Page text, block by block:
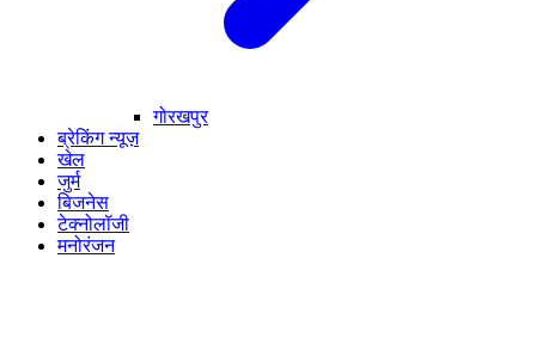
गोरखपुर
ब्रेकिंग न्यूज़
खेल
जुर्म
बिजनेस
टेक्नोलॉजी
मनोरंजन